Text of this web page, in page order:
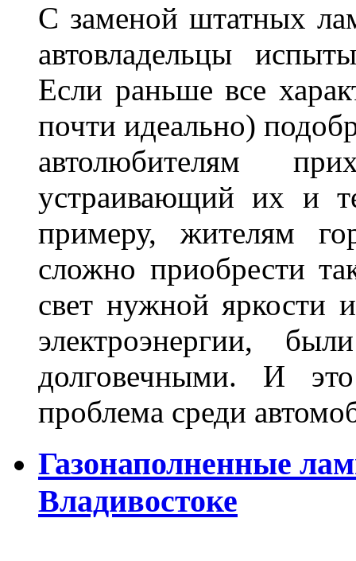
С заменой штатных
автовладельцы
Если раньше все
почти идеально)
автолюбителям
устраивающий их и
примеру, жителям
сложно приобрести
свет нужной яркости
электроэнергии,
долговечными. И
проблема среди
Газонаполненные
Владивостоке